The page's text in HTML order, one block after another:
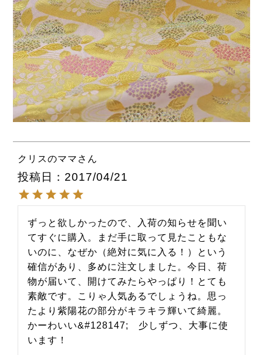
クリスのママ
投稿日 2017/04/21
ずっと欲しかったので、入荷の知らせを聞い
てすぐに購入。まだ手に取って見たこともな
いのに、なぜか（絶対に気に入る！）という
確信があり、多めに注文しました。今日、荷
物が届いて、開けてみたらやっぱり！とても
素敵です。こりゃ人気あるでしょうね。思っ
たより紫陽花の部分がキラキラ輝いて綺麗。
かーわいい&#128147;　少しずつ、大事に使